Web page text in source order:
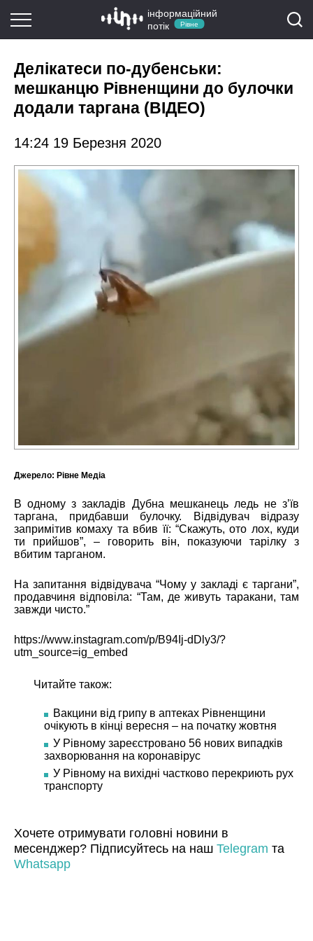
інформаційний
потік
Рівне
Делікатеси по-дубенськи:
мешканцю Рівненщини до булочки
додали таргана (ВІДЕО)
14:24 19 Березня 2020
Джерело: Рівне Медіа
В одному з закладів Дубна мешканець ледь не з’їв
таргана, придбавши булочку. Відвідувач відразу
запримітив комаху та вбив її: “Скажуть, ото лох, куди
ти прийшов”, – говорить він, показуючи тарілку з
вбитим тарганом.
На запитання відвідувача “Чому у закладі є таргани”,
продавчиня відповіла: “Там, де живуть таракани, там
завжди чисто.”
https://www.instagram.com/p/B94Ij-dDly3/?
utm_source=ig_embed
Читайте також:
Вакцини від грипу в аптеках Рівненщини
очікують в кінці вересня – на початку жовтня
У Рівному зареєстровано 56 нових випадків
захворювання на коронавірус
У Рівному на вихідні частково перекриють рух
транспорту
Хочете отримувати головні новини в
месенджер? Підписуйтесь на наш Telegram та
Whatsapp